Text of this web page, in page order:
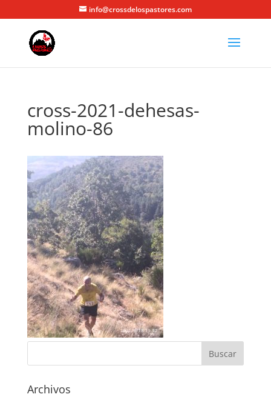
info@crossdelospastores.com
cross-2021-dehesas-
molino-86
Archivos